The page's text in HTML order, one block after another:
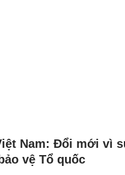
Nam: Đổi mới vì
vệ Tổ quốc